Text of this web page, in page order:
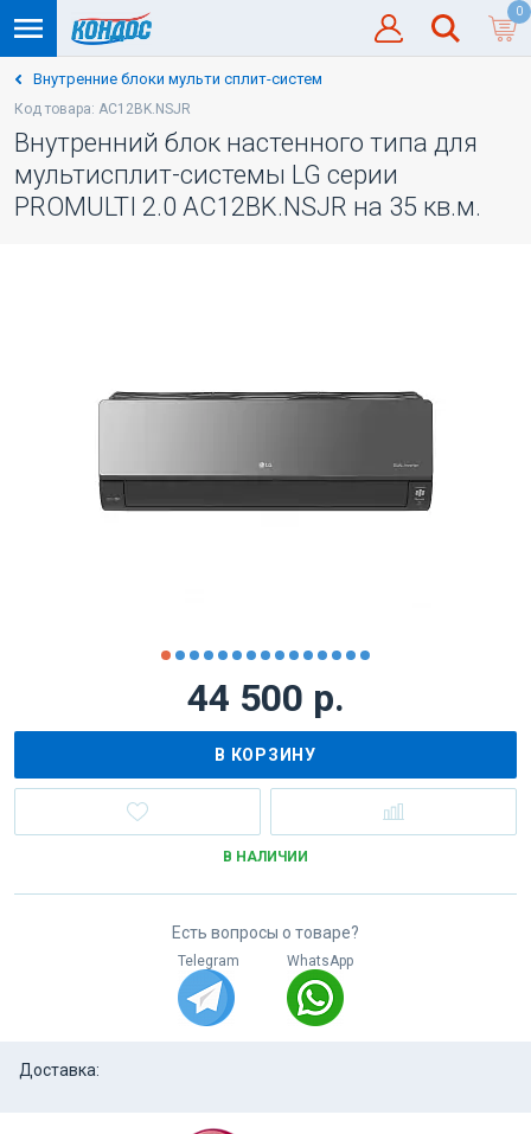
0
Внутренние блоки мульти сплит-систем
Код товара: AC12BK.NSJR
Внутренний блок настенного типа для
мультисплит-системы LG серии
PROMULTI 2.0 AC12BK.NSJR на 35 кв.м.
44 500 р.
В КОРЗИНУ
В НАЛИЧИИ
Есть вопросы о товаре?
Telegram WhatsApp
Доставка: